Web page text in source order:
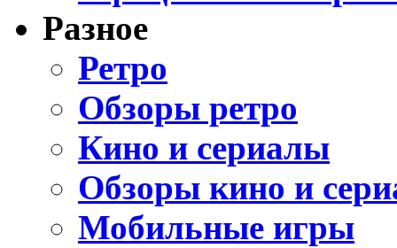
Разное
Ретро
Обзоры ретро
Кино и сериалы
Обзоры кино и
Мобильные игры